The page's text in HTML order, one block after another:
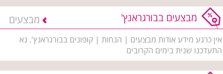
מבצעים בבורגראנץ' מבצעים
אין כרגע מידע אודות מבצעים | הנחות | קופונים בבורגראנץ'. נא
התעדכנו שנית בימים הקרובים